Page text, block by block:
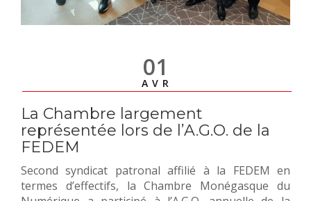
01
AVR
La Chambre largement
représentée lors de l’A.G.O. de la
FEDEM
Second syndicat patronal affilié à la FEDEM en
termes d’effectifs, la Chambre Monégasque du